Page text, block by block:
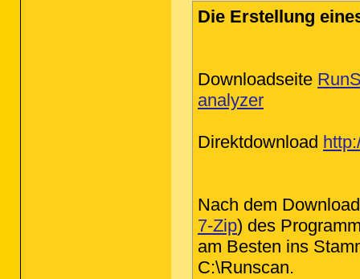
Die Erstellung
Downloadseite
analyzer
Direktdownload
Nach dem
7-Zip) des
am Besten ins
C:\Runscan.